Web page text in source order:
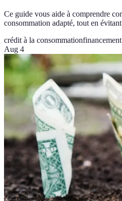
Ce guide vous aide à comprendre
consommation adapté, tout en
crédit à la consommation
Aug 4